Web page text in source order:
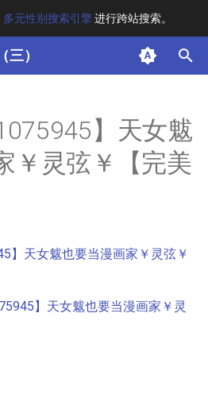
元性别搜索引擎进行跨站搜索。
）
】天女魃
￥灵弦￥【完美
】天女魃也要当漫画家￥灵弦￥
】天女魃也要当漫画家￥灵